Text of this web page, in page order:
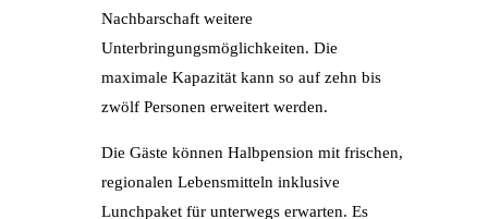
Nachbarschaft weitere
Unterbringungsmöglichkeiten. Die
maximale Kapazität kann so auf zehn bis
zwölf Personen erweitert werden.
Die Gäste können Halbpension mit frischen,
regionalen Lebensmitteln inklusive
Lunchpaket für unterwegs erwarten. Es